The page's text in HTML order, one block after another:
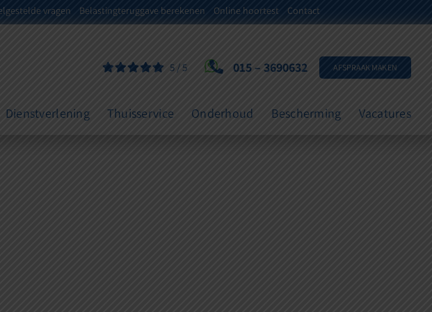
vragen Belastingteruggave berekenen Online hoortest Contact
5/5 015 – 3690632 AFSPRAAK MAKEN
Dienstverlening Thuisservice Onderhoud Bescherming Vacatures